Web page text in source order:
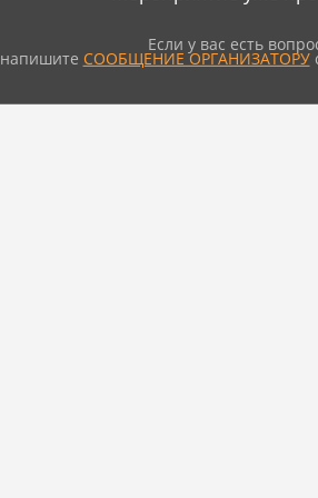
Если у вас есть
напишите СООБЩЕНИЕ ОРГАНИЗАТОРУ